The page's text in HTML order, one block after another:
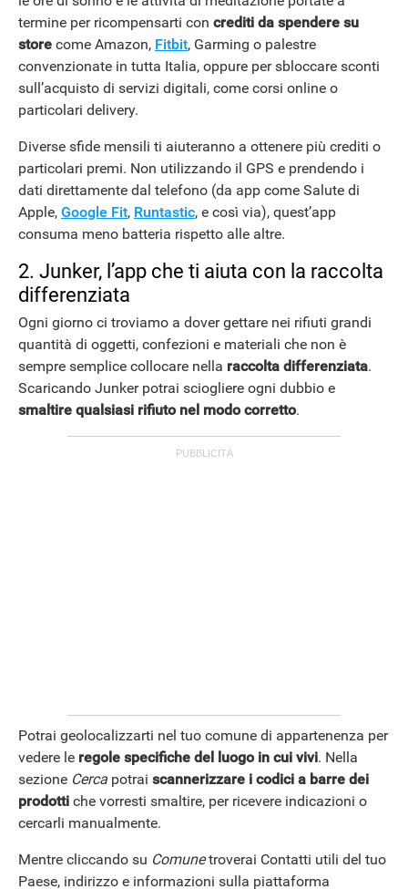
APPLE
termine per ricompensarti con crediti da spendere su
store come Amazon, Fitbit, Garming o palestre
convenzionate in tutta Italia, oppure per sbloccare sconti
sull’acquisto di servizi digitali, come corsi online o
particolari delivery.
Diverse sfide mensili ti aiuteranno a ottenere più crediti o
particolari premi. Non utilizzando il GPS e prendendo i
dati direttamente dal telefono (da app come Salute di
Apple, Google Fit, Runtastic, e così via), quest’app
consuma meno batteria rispetto alle altre.
2. Junker, l’app che ti aiuta con la raccolta
differenziata
Ogni giorno ci troviamo a dover gettare nei rifiuti grandi
quantità di oggetti, confezioni e materiali che non è
sempre semplice collocare nella raccolta differenziata.
Scaricando Junker potrai sciogliere ogni dubbio e
smaltire qualsiasi rifiuto nel modo corretto.
Potrai geolocalizzarti nel tuo comune di appartenenza per
vedere le regole specifiche del luogo in cui vivi. Nella
sezione Cerca potrai scannerizzare i codici a barre dei
prodotti che vorresti smaltire, per ricevere indicazioni o
cercarli manualmente.
Mentre cliccando su Comunetroverai Contatti utili del tuo
Paese, indirizzo e informazioni sulla piattaforma